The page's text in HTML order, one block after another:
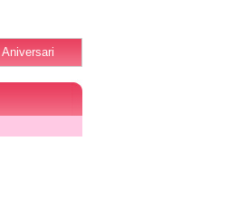
Aniversari